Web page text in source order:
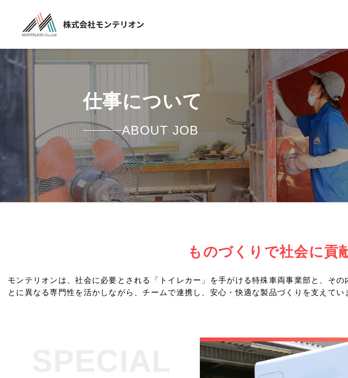
ご家族の
仕事につ
先輩の
募集要
仕事について
ABOUT JOB
ものづくりで社会に貢
モンテリオンは、社会に必要とされる「トイレカー」を手がける特殊車両事業部と、そ
とに異なる専門性を活かしながら、チームで連携し、安心・快適な製品づくりを支えてい